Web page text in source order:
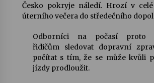
Ozvěny prázdnin
14. 7. 2026
Za kulturou kousek za
odkaz Josefa Čapka
13. 7. 2026
Česko pokryje náledí. Hrozí v
úterního večera do středečního
Odborníci na počasí proto
řidičům sledovat dopravní
počítat s tím, že se může kvůli
jízdy prodloužit.